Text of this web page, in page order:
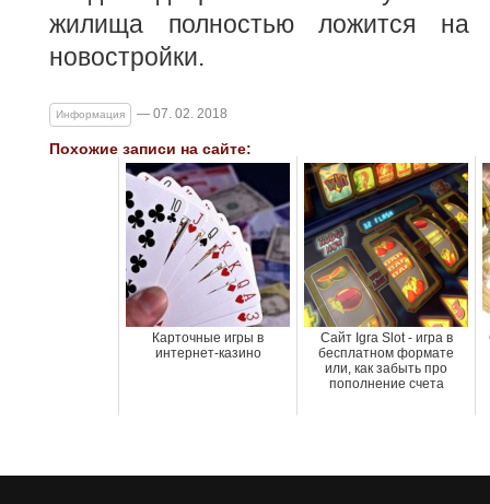
жилища полностью ложится на
новостройки.
Информация — 07. 02. 2018
Похожие записи на сайте:
Карточные игры в
интернет-казино
Сайт Igra Slot - игра в
бесплатном формате
или, как забыть про
пополнение счета